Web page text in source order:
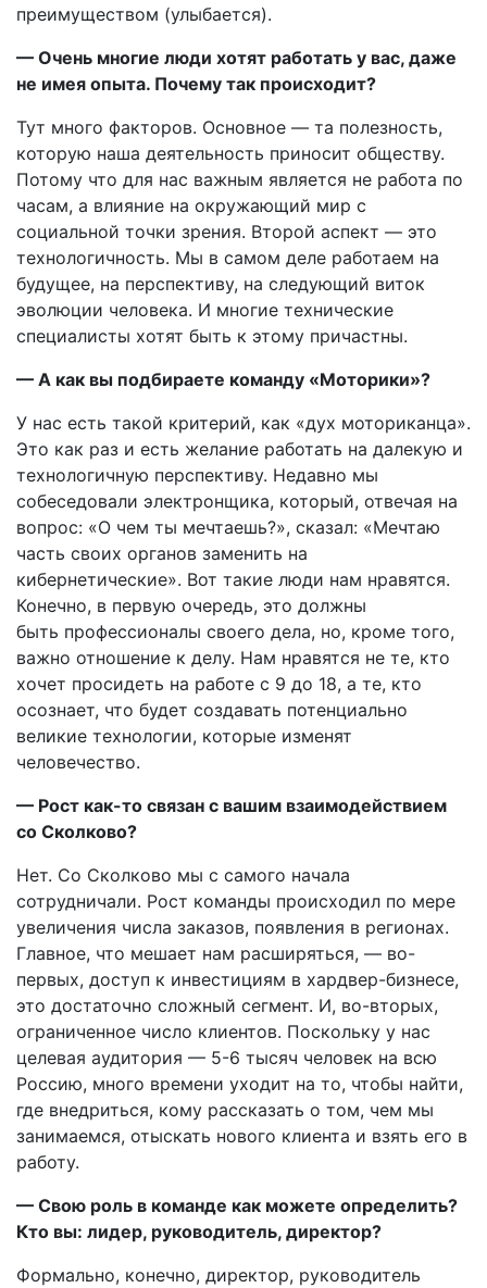
преимуществом (улыбается).
— Очень многие люди хотят работать у вас, даже
не имея опыта. Почему так происходит?
Тут много факторов. Основное — та полезность,
которую наша деятельность приносит обществу.
Потому что для нас важным является не работа по
часам, а влияние на окружающий мир с
социальной точки зрения. Второй аспект — это
технологичность. Мы в самом деле работаем на
будущее, на перспективу, на следующий виток
эволюции человека. И многие технические
специалисты хотят быть к этому причастны.
— А как вы подбираете команду «Моторики»?
У нас есть такой критерий, как «дух моториканца».
Это как раз и есть желание работать на далекую и
технологичную перспективу. Недавно мы
собеседовали электронщика, который, отвечая на
вопрос: «О чем ты мечтаешь?», сказал: «Мечтаю
часть своих органов заменить на
кибернетические». Вот такие люди нам нравятся.
Конечно, в первую очередь, это должны
быть профессионалы своего дела, но, кроме того,
важно отношение к делу. Нам нравятся не те, кто
хочет просидеть на работе с 9 до 18, а те, кто
осознает, что будет создавать потенциально
великие технологии, которые изменят
человечество.
— Рост как-то связан с вашим взаимодействием
со Сколково?
Нет. Со Сколково мы с самого начала
сотрудничали. Рост команды происходил по мере
увеличения числа заказов, появления в регионах.
Главное, что мешает нам расширяться, — во-
первых, доступ к инвестициям в хардвер-бизнесе,
это достаточно сложный сегмент. И, во-вторых,
ограниченное число клиентов. Поскольку у нас
целевая аудитория — 5-6 тысяч человек на всю
Россию, много времени уходит на то, чтобы найти,
где внедриться, кому рассказать о том, чем мы
занимаемся, отыскать нового клиента и взять его в
работу.
— Свою роль в команде как можете определить?
Кто вы: лидер, руководитель, директор?
Формально, конечно, директор, руководитель